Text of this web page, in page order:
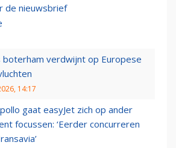
de nieuwsbrief
boterham verdwijnt op Europese
14:17
gaat easyJet zich op ander
focussen: ‘Eerder concurreren